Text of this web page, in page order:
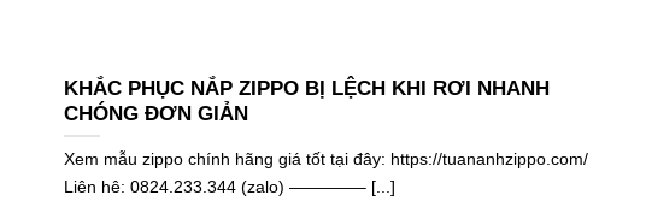
KHẮC PHỤC NẮP ZIPPO BỊ LỆCH KHI RƠI NHANH
CHÓNG ĐƠN GIẢN
Xem mẫu zippo chính hãng giá tốt tại đây: https://tuananhzippo.com/
Liên hê: 0824.233.344 (zalo) ————– [...]